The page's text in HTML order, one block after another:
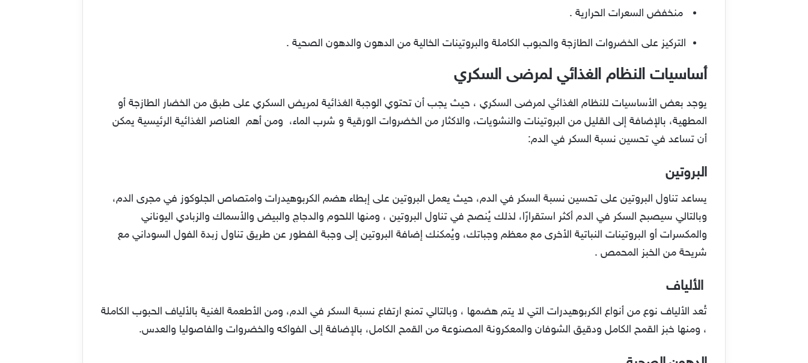
منخفض السعرات الحرارية .
التركيز على الخضروات الطازجة والحبوب الكاملة والبروتينات الخالية من الدهون والدهون الصحية .
أساسيات النظام الغذائي لمرضى السكري
يوجد بعض الأساسيات للنظام الغذائي لمرضى السكري ، حيث يجب أن تحتوي الوجبة الغذائية لمريض السكري على طبق من الخضار الطازجة أو
المطهية، بالإضافة إلى القليل من البروتينات والنشويات، والاكثار من الخضروات الورقية و شرب الماء، ومن أهم العناصر الغذائية الرئيسية يمكن
أن تساعد في تحسين نسبة السكر في الدم:
البروتين
يساعد تناول البروتين على تحسين نسبة السكر في الدم، حيث يعمل البروتين على إبطاء هضم الكربوهيدرات وامتصاص الجلوكوز في مجرى الدم،
وبالتالي سيصبح السكر في الدم أكثر استقرارًا، لذلك يُنصح في تناول البروتين ، ومنها اللحوم والدجاج والبيض والأسماك والزبادي اليوناني
والمكسرات أو البروتينات النباتية الأخرى مع معظم وجباتك، ويُمكنك إضافة البروتين إلى وجبة الفطور عن طريق تناول زبدة الفول السوداني مع
شريحة من الخبز المحمص .
الألياف
تُعد الألياف نوع من أنواع الكربوهيدرات التي لا يتم هضمها ، وبالتالي تمنع ارتفاع نسبة السكر في الدم، ومن الأطعمة الغنية بالألياف الحبوب الكاملة
، ومنها خبز القمح الكامل ودقيق الشوفان والمعكرونة المصنوعة من القمح الكامل، بالإضافة إلى الفواكه والخضروات والفاصوليا والعدس.